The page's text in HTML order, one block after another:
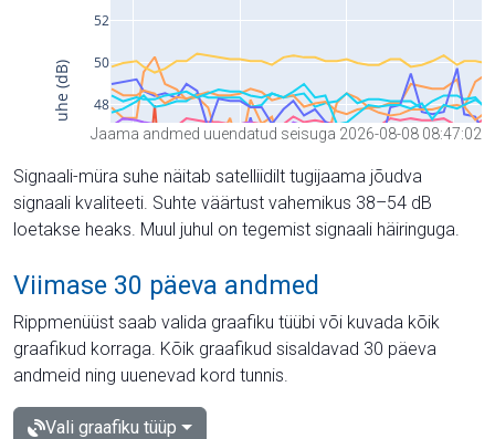
Jaama andmed uuendatud seisuga 2026-08-08 08:47:02
Signaali-müra suhe näitab satelliidilt tugijaama jõudva
signaali kvaliteeti. Suhte väärtust vahemikus 38–54 dB
loetakse heaks. Muul juhul on tegemist signaali häiringuga.
Viimase 30 päeva andmed
Rippmenüüst saab valida graafiku tüübi või kuvada kõik
graafikud korraga. Kõik graafikud sisaldavad 30 päeva
andmeid ning uuenevad kord tunnis.
Vali graafiku tüüp